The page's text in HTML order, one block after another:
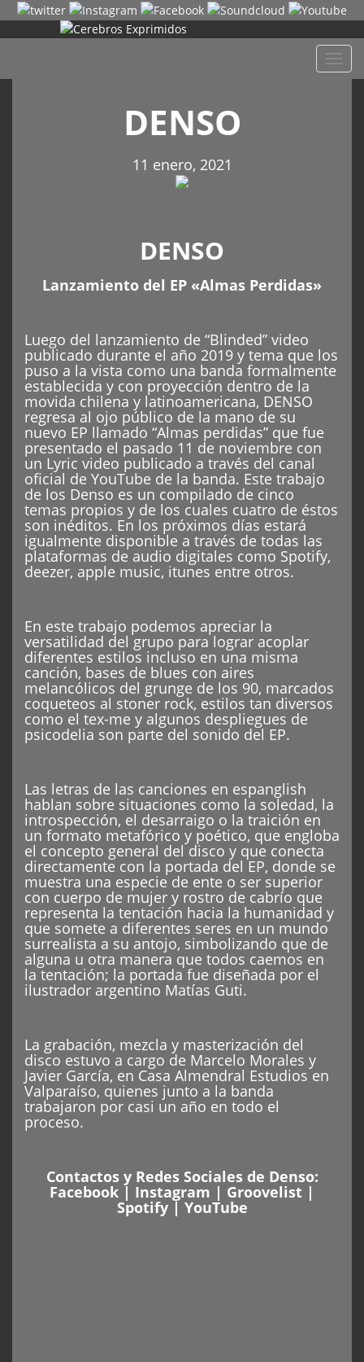
DENSO
11 enero, 2021
DENSO
Lanzamiento del EP «Almas Perdidas»
Luego del lanzamiento de “Blinded” video
publicado durante el año 2019 y tema que los
puso a la vista como una banda formalmente
establecida y con proyección dentro de la
movida chilena y latinoamericana, DENSO
regresa al ojo público de la mano de su
nuevo EP llamado “Almas perdidas” que fue
presentado el pasado 11 de noviembre con
un Lyric video publicado a través del canal
oficial de YouTube de la banda. Este trabajo
de los Denso es un compilado de cinco
temas propios y de los cuales cuatro de éstos
son inéditos. En los próximos días estará
igualmente disponible a través de todas las
plataformas de audio digitales como Spotify,
deezer, apple music, itunes entre otros.
En este trabajo podemos apreciar la
versatilidad del grupo para lograr acoplar
diferentes estilos incluso en una misma
canción, bases de blues con aires
melancólicos del grunge de los 90, marcados
coqueteos al stoner rock, estilos tan diversos
como el tex-me y algunos despliegues de
psicodelia son parte del sonido del EP.
Las letras de las canciones en espanglish
hablan sobre situaciones como la soledad, la
introspección, el desarraigo o la traición en
un formato metafórico y poético, que engloba
el concepto general del disco y que conecta
directamente con la portada del EP, donde se
muestra una especie de ente o ser superior
con cuerpo de mujer y rostro de cabrío que
representa la tentación hacia la humanidad y
que somete a diferentes seres en un mundo
surrealista a su antojo, simbolizando que de
alguna u otra manera que todos caemos en
la tentación; la portada fue diseñada por el
ilustrador argentino Matías Guti.
La grabación, mezcla y masterización del
disco estuvo a cargo de Marcelo Morales y
Javier García, en Casa Almendral Estudios en
Valparaíso, quienes junto a la banda
trabajaron por casi un año en todo el
proceso.
Contactos y Redes Sociales de Denso:
Facebook | Instagram | Groovelist |
Spotify| YouTube